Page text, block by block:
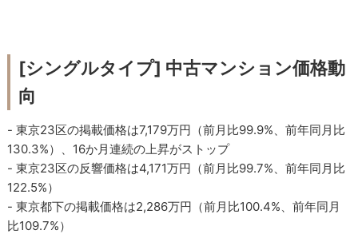
[シングルタイプ] 中古マンション価格動
向
- 東京23区の掲載価格は7,179万円（前月比99.9%、前年同月比
130.3%）、16か月連続の上昇がストップ
- 東京23区の反響価格は4,171万円（前月比99.7%、前年同月比
122.5%）
- 東京都下の掲載価格は2,286万円（前月比100.4%、前年同月
比109.7%）